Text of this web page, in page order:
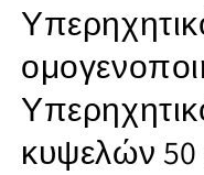
κυψελών